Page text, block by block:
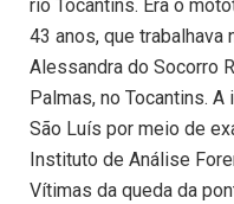
rio Tocantins. Era o
43 anos, que trabalhava
Alessandra do Socorro
Palmas, no Tocantins.
São Luís por meio de
Instituto de Análise
Vítimas da queda da